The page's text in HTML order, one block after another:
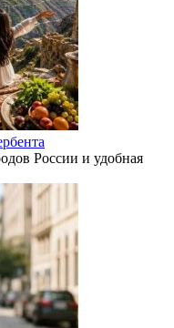
России и удобная